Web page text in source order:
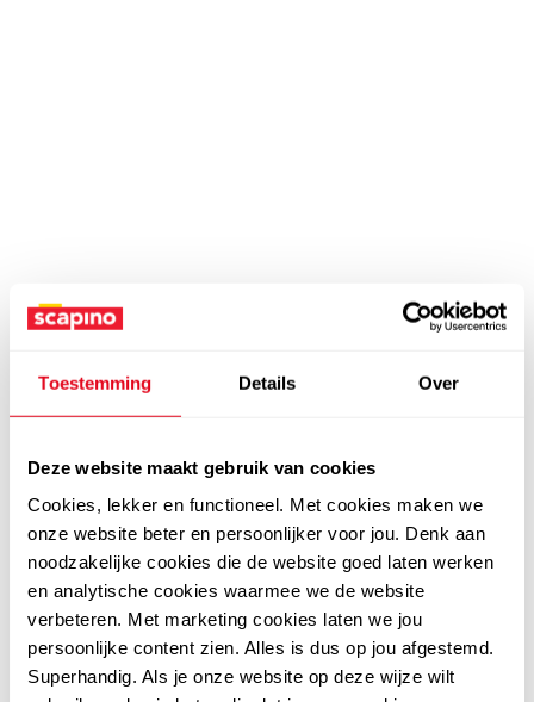
Toestemming Details Over
Deze website maakt gebruik van cookies
Cookies, lekker en functioneel. Met cookies maken we
onze website beter en persoonlijker voor jou. Denk aan
noodzakelijke cookies die de website goed laten werken
en analytische cookies waarmee we de website
verbeteren. Met marketing cookies laten we jou
persoonlijke content zien. Alles is dus op jou afgestemd.
Superhandig. Als je onze website op deze wijze wilt